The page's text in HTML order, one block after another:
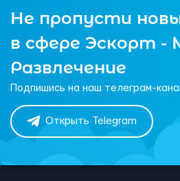
Не пропусти
в сфере Эскорт -
Развлечение
Подпишись на наш телеграм-
Открыть Telegram